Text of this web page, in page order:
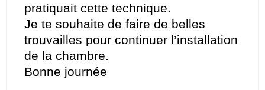
pratiquait cette technique.
Je te souhaite de faire de belles
trouvailles pour continuer l’installation
de la chambre.
Bonne journée